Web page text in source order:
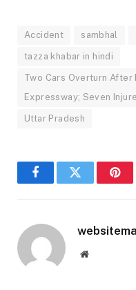
Accident sambhal
tazza khabar in hindi
Two Cars Overturn After
Expressway; Seven
Uttar Pradesh
FacebookTwitter
Website